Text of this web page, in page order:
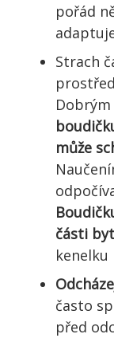
pořád
Strach
může
části
kenelku
často
před